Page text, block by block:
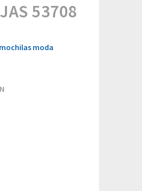
53708
moda